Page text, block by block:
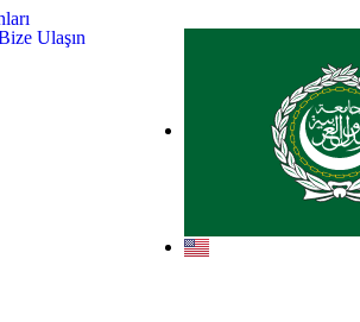
Ulaşın